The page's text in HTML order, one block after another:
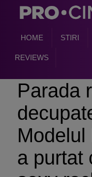
HOME STIRI
REVIEWS
Parada
Modelul
a purtat